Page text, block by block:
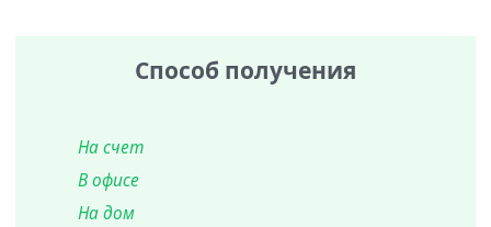
Способ получения
На счет
В офисе
На дом